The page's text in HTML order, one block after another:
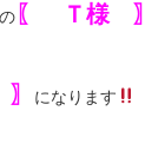
〖 Ｔ様 〗
になります